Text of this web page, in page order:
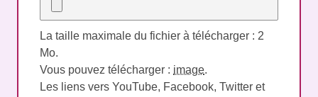
La taille maximale du fichier à télécharger : 2
Mo.
Vous pouvez télécharger : image.
Les liens vers YouTube, Facebook, Twitter et